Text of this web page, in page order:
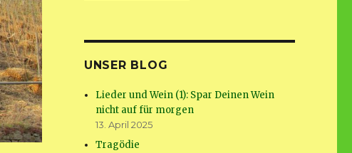
UNSER BLOG
Lieder und Wein (1): Spar Deinen Wein
nicht auf für morgen
13. April 2025
Tragödie